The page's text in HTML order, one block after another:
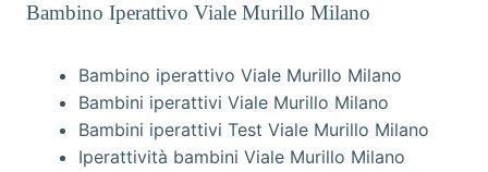
Bambino Iperattivo Viale Murillo Milano
Bambino iperattivo Viale Murillo Milano
Bambini iperattivi Viale Murillo Milano
Bambini iperattivi Test Viale Murillo Milano
Iperattività bambini Viale Murillo Milano